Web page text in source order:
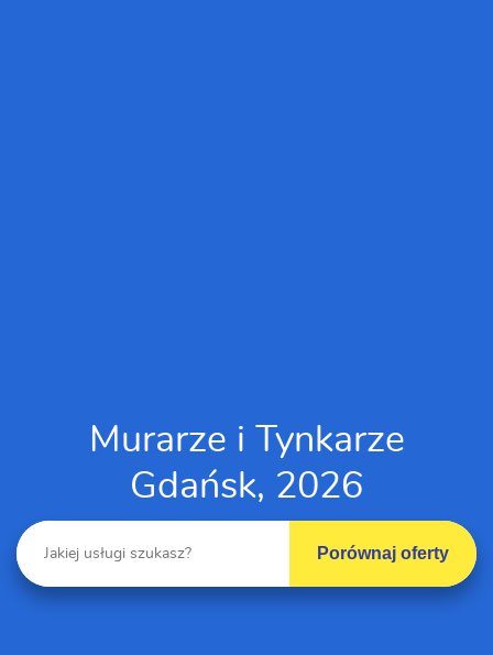
Murarze i Tynkarze
Gdańsk, 2026
Porównaj oferty